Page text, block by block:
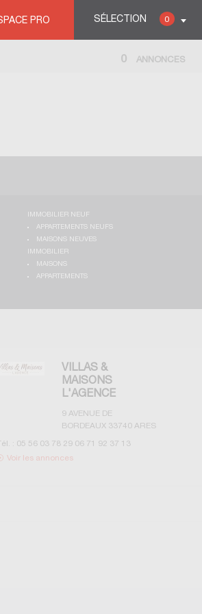
SÉLECTION 0
PRO
0 ANNONCES
IMMOBILIER NEUF
APPARTEMENTS NEUFS
MAISONS NEUVES
IMMOBILIER
MAISONS
APPARTEMENTS
VILLAS &
MAISONS
L'AGENCE
9 AVENUE DE
BORDEAUX 33740 ARES
Tél. : 05 56 03 78 29 06 71 92 37 13
Voir les annonces